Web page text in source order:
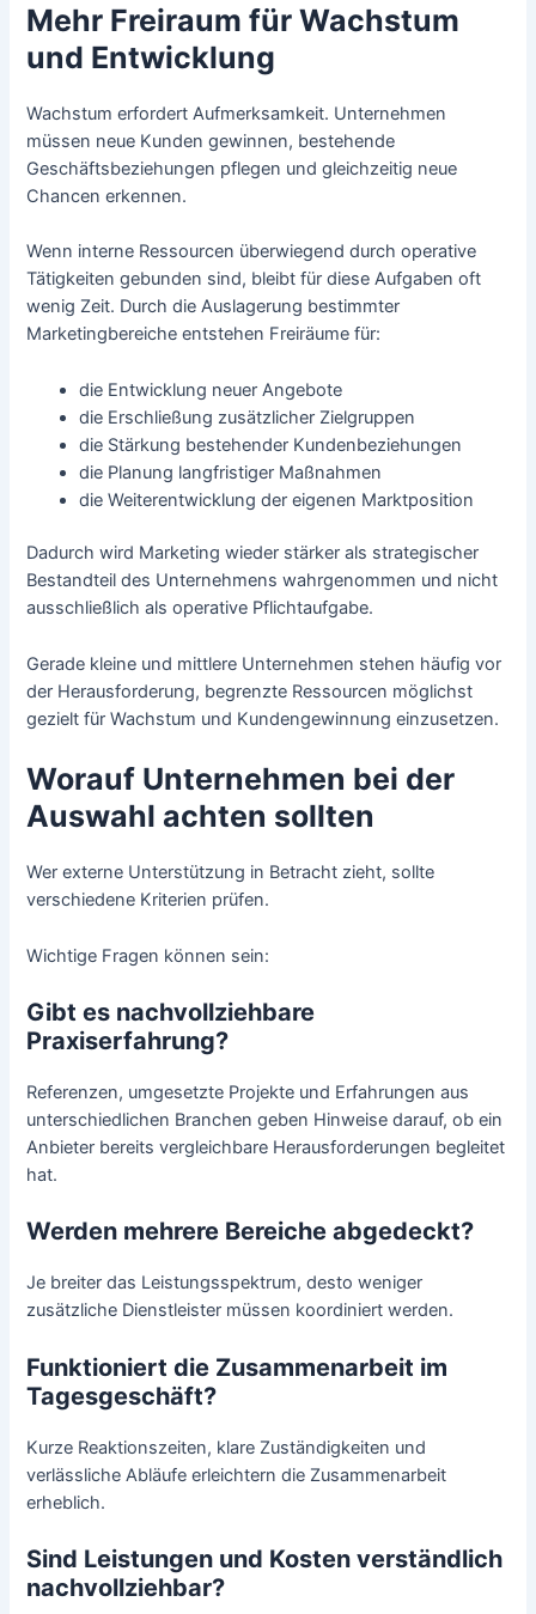
Mehr Freiraum für Wachstum
und Entwicklung
Wachstum erfordert Aufmerksamkeit. Unternehmen
müssen neue Kunden gewinnen, bestehende
Geschäftsbeziehungen pflegen und gleichzeitig neue
Chancen erkennen.
Wenn interne Ressourcen überwiegend durch operative
Tätigkeiten gebunden sind, bleibt für diese Aufgaben oft
wenig Zeit. Durch die Auslagerung bestimmter
Marketingbereiche entstehen Freiräume für:
die Entwicklung neuer Angebote
die Erschließung zusätzlicher Zielgruppen
die Stärkung bestehender Kundenbeziehungen
die Planung langfristiger Maßnahmen
die Weiterentwicklung der eigenen Marktposition
Dadurch wird Marketing wieder stärker als strategischer
Bestandteil des Unternehmens wahrgenommen und nicht
ausschließlich als operative Pflichtaufgabe.
Gerade kleine und mittlere Unternehmen stehen häufig vor
der Herausforderung, begrenzte Ressourcen möglichst
gezielt für Wachstum und Kundengewinnung einzusetzen.
Worauf Unternehmen bei der
Auswahl achten sollten
Wer externe Unterstützung in Betracht zieht, sollte
verschiedene Kriterien prüfen.
Wichtige Fragen können sein:
Gibt es nachvollziehbare
Praxiserfahrung?
Referenzen, umgesetzte Projekte und Erfahrungen aus
unterschiedlichen Branchen geben Hinweise darauf, ob ein
Anbieter bereits vergleichbare Herausforderungen begleitet
hat.
Werden mehrere Bereiche abgedeckt?
Je breiter das Leistungsspektrum, desto weniger
zusätzliche Dienstleister müssen koordiniert werden.
Funktioniert die Zusammenarbeit im
Tagesgeschäft?
Kurze Reaktionszeiten, klare Zuständigkeiten und
verlässliche Abläufe erleichtern die Zusammenarbeit
erheblich.
Sind Leistungen und Kosten verständlich
nachvollziehbar?